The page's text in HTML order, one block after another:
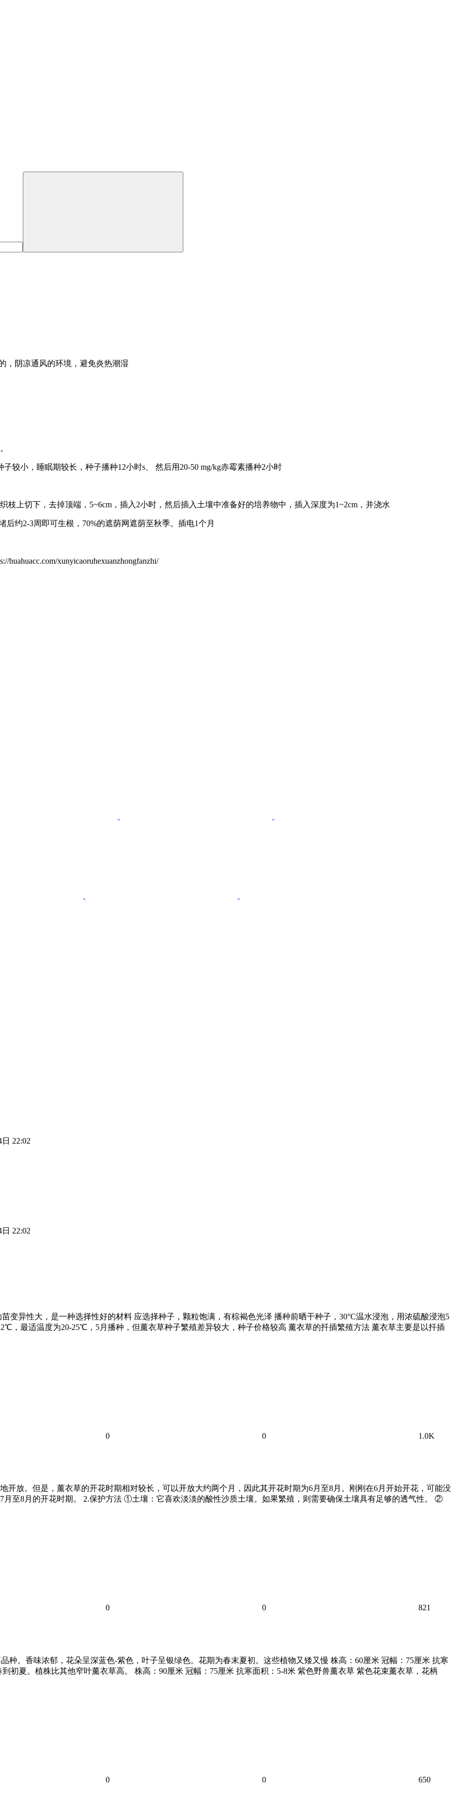
，阴凉通风的环境，避免炎热潮湿
较小，睡眠期较长，种子播种12小时s、 然后用20-50 mg/kg赤霉素播种2小时
上切下，去掉顶端，5~6cm，插入2小时，然后插入土壤中准备好的培养物中，插入深度为1~2cm，并浇水
约2-3周即可生根，70%的遮荫网遮荫至秋季。插电1个月
xunyicaoruhexuanzhongfanzhi/
22:02
22:02
变异性大，是一种选择性好的材料 应选择种子，颗粒饱满，有棕褐色光泽 播种前晒干种子，30°C温水浸泡，用浓硫酸浸泡5
，最适温度为20-25℃，5月播种，但薰衣草种子繁殖差异较大，种子价格较高 薰衣草的扦插繁殖方法 薰衣草主要是以扦插
0 0
1.0K
开放。但是，薰衣草的开花时期相对较长，可以开放大约两个月，因此其开花时期为6月至8月。刚刚在6月开始开花，可能没
至8月的开花时期。 2.保护方法 ①土壤：它喜欢淡淡的酸性沙质土壤。如果繁殖，则需要确保土壤具有足够的透气性。 ②
0 0
821
种。香味浓郁，花朵呈深蓝色-紫色，叶子呈银绿色。花期为春末夏初。这些植物又矮又慢 株高：60厘米 冠幅：75厘米 抗寒
初夏。植株比其他窄叶薰衣草高。 株高：90厘米 冠幅：75厘米 抗寒面积：5-8米 紫色野兽薰衣草 紫色花束薰衣草，花柄
0 0
650